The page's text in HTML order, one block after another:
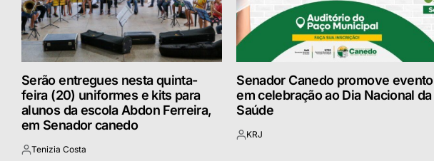
Serão entregues nesta quinta-
feira (20) uniformes e kits para
alunos da escola Abdon Ferreira,
em Senador canedo
Postado
Tenizia Costa
Senador Canedo promove evento
em celebração ao Dia Nacional da
Saúde
Postado
KRJ